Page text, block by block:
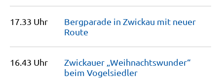
17.33 Uhr
Bergparade in Zwickau mit neuer
Route
16.43 Uhr
Zwickauer „Weihnachtswunder“
beim Vogelsiedler